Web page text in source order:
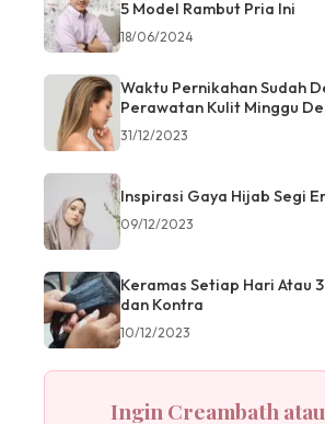
5 Model Rambut Pria Ini
18/06/2024
Waktu Pernikahan Sudah
Perawatan Kulit Minggu
31/12/2023
Inspirasi Gaya Hijab Segi
09/12/2023
Keramas Setiap Hari Atau
dan Kontra
10/12/2023
Ingin Creambath